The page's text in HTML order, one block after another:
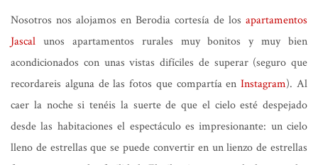
Nosotros nos alojamos en Berodia cortesía de los apartamentos
Jascal unos apartamentos rurales muy bonitos y muy bien
acondicionados con unas vistas difíciles de superar (seguro que
recordareis alguna de las fotos que compartía en Instagram). Al
caer la noche si tenéis la suerte de que el cielo esté despejado
desde las habitaciones el espectáculo es impresionante: un cielo
lleno de estrellas que se puede convertir en un lienzo de estrellas